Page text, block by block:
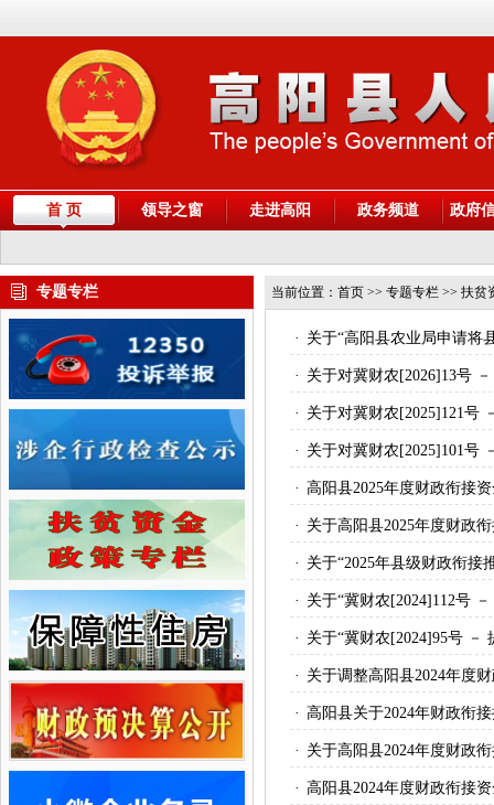
首 页 领导之窗 走进高阳 政务频道 政府
专题专栏 当前位置： 首页 >> 专题专栏 >> 扶贫
· 关于“高阳县农业局申请将
· 关于对冀财农[2026]13号
· 关于对冀财农[2025]121号
· 关于对冀财农[2025]101号
· 高阳县2025年度财政衔接
· 关于高阳县2025年度财政
· 关于“2025年县级财政衔接
· 关于“冀财农[2024]112号
· 关于“冀财农[2024]95号 －
· 关于调整高阳县2024年度
· 高阳县关于2024年财政衔
· 关于高阳县2024年度财政
· 高阳县2024年度财政衔接